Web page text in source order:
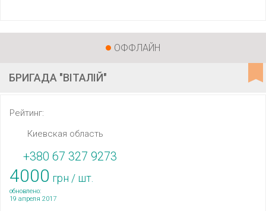
ОФФЛАЙН
БРИГАДА "ВІТАЛІЙ"
Рейтинг:
Киевская область
+380 67 327 9273
4000 грн / шт.
обновлено:
19 апреля 2017